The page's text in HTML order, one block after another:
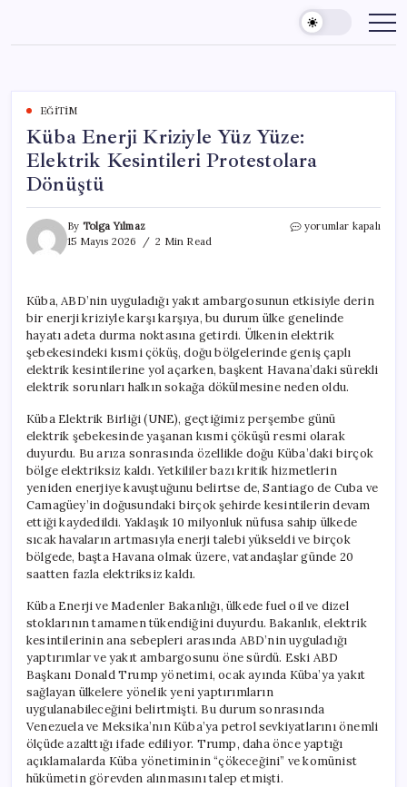
content
EĞITIM
Küba Enerji Kriziyle Yüz Yüze:
Elektrik Kesintileri Protestolara
Dönüştü
By Tolga Yılmaz
15 Mayıs 2026
2 Min Read
Küba
Elektrik
Kesintileri
Protestolara
Dönüştü
için
yorumlar kapalı
Küba, ABD’nin uyguladığı yakıt ambargosunun etkisiyle derin
bir enerji kriziyle karşı karşıya, bu durum ülke genelinde
hayatı adeta durma noktasına getirdi. Ülkenin elektrik
şebekesindeki kısmi çöküş, doğu bölgelerinde geniş çaplı
elektrik kesintilerine yol açarken, başkent Havana’daki sürekli
elektrik sorunları halkın sokağa dökülmesine neden oldu.
Küba Elektrik Birliği (UNE), geçtiğimiz perşembe günü
elektrik şebekesinde yaşanan kısmi çöküşü resmi olarak
duyurdu. Bu arıza sonrasında özellikle doğu Küba’daki birçok
bölge elektriksiz kaldı. Yetkililer bazı kritik hizmetlerin
yeniden enerjiye kavuştuğunu belirtse de, Santiago de Cuba ve
Camagüey’in doğusundaki birçok şehirde kesintilerin devam
ettiği kaydedildi. Yaklaşık 10 milyonluk nüfusa sahip ülkede
sıcak havaların artmasıyla enerji talebi yükseldi ve birçok
bölgede, başta Havana olmak üzere, vatandaşlar günde 20
saatten fazla elektriksiz kaldı.
Küba Enerji ve Madenler Bakanlığı, ülkede fuel oil ve dizel
stoklarının tamamen tükendiğini duyurdu. Bakanlık, elektrik
kesintilerinin ana sebepleri arasında ABD’nin uyguladığı
yaptırımlar ve yakıt ambargosunu öne sürdü. Eski ABD
Başkanı Donald Trump yönetimi, ocak ayında Küba’ya yakıt
sağlayan ülkelere yönelik yeni yaptırımların
uygulanabileceğini belirtmişti. Bu durum sonrasında
Venezuela ve Meksika’nın Küba’ya petrol sevkiyatlarını önemli
ölçüde azalttığı ifade ediliyor. Trump, daha önce yaptığı
açıklamalarda Küba yönetiminin “çökeceğini” ve komünist
hükümetin görevden alınmasını talep etmişti.